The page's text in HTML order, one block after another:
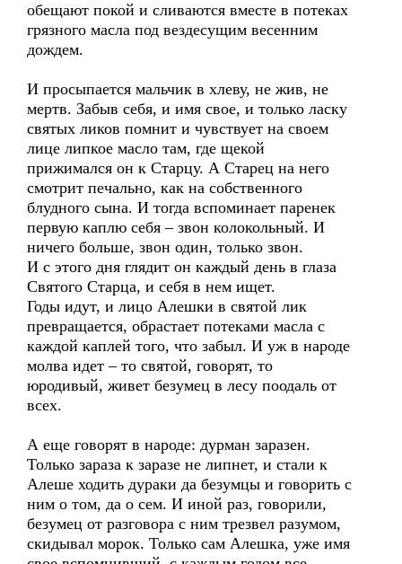
обещают покой и сливаются вместе в потеках
грязного масла под вездесущим весенним
дождем.
И просыпается мальчик в хлеву, не жив, не
мертв. Забыв себя, и имя свое, и только ласку
святых ликов помнит и чувствует на своем
лице липкое масло там, где щекой
прижимался он к Старцу. А Старец на него
смотрит печально, как на собственного
блудного сына. И тогда вспоминает паренек
первую каплю себя – звон колокольный. И
ничего больше, звон один, только звон.
И с этого дня глядит он каждый день в глаза
Святого Старца, и себя в нем ищет.
Годы идут, и лицо Алешки в святой лик
превращается, обрастает потеками масла с
каждой каплей того, что забыл. И уж в народе
молва идет – то святой, говорят, то
юродивый, живет безумец в лесу поодаль от
всех.
А еще говорят в народе: дурман заразен.
Только зараза к заразе не липнет, и стали к
Алеше ходить дураки да безумцы и говорить с
ним о том, да о сем. И иной раз, говорили,
безумец от разговора с ним трезвел разумом,
скидывал морок. Только сам Алешка, уже имя